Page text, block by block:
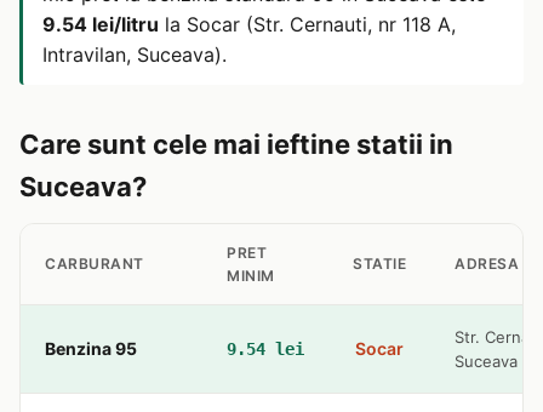
9.54 lei/litru la Socar (Str. Cernauti, nr 118 A,
Intravilan, Suceava).
Care sunt cele mai ieftine statii in
Suceava?
CARBURANT
PRET
MINIM
STATIE ADRESA
Benzina 95 9.54 lei Socar
Str.
Suceava